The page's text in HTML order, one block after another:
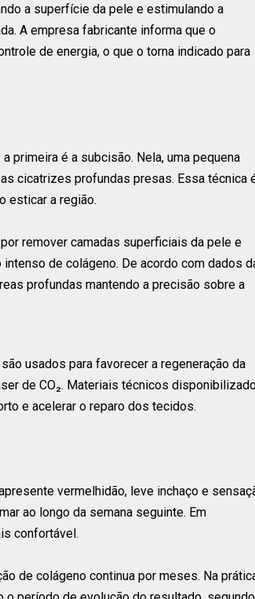
a superfície da pele e estimulando a
A empresa fabricante informa que o
de energia, o que o torna indicado para
primeira é a subcisão. Nela, uma pequena
cicatrizes profundas presas. Essa técnica
esticar a região.
remover camadas superficiais da pele e
de colágeno. De acordo com dados
profundas mantendo a precisão sobre a
usados para favorecer a regeneração da
de CO₂. Materiais técnicos
e acelerar o reparo dos tecidos.
vermelhidão, leve inchaço e
ao longo da semana seguinte. Em
confortável.
de colágeno continua por meses. Na